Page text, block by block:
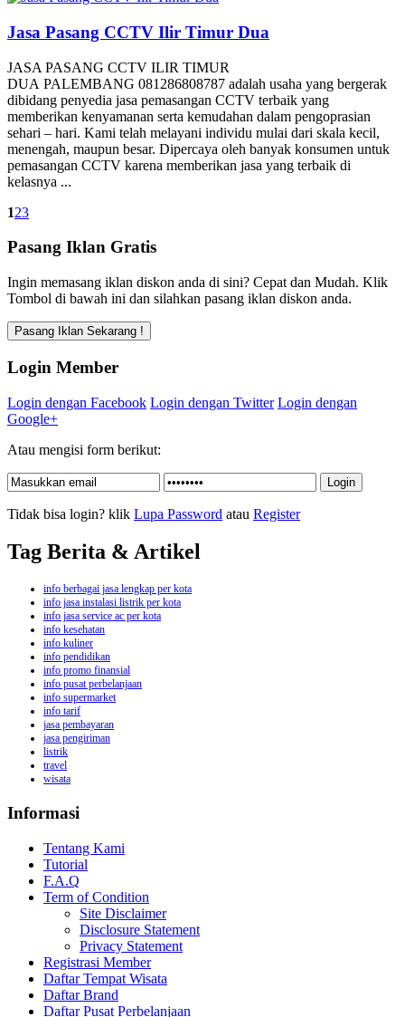
Jasa Pasang CCTV Ilir Timur Dua
JASA PASANG CCTV ILIR TIMUR
DUA PALEMBANG 081286808787 adalah usaha yang bergerak
dibidang penyedia jasa pemasangan CCTV terbaik yang
memberikan kenyamanan serta kemudahan dalam pengoprasian
sehari – hari. Kami telah melayani individu mulai dari skala kecil,
menengah, maupun besar. Dipercaya oleh banyak konsumen untuk
pemasangan CCTV karena memberikan jasa yang terbaik di
kelasnya ...
123
Pasang Iklan Gratis
Ingin memasang iklan diskon anda di sini? Cepat dan Mudah. Klik
Tombol di bawah ini dan silahkan pasang iklan diskon anda.
Login Member
Login dengan Facebook Login dengan Twitter Login dengan
Google+
Atau mengisi form berikut:
Tidak bisa login? klik Lupa Password atau Register
Tag Berita & Artikel
info berbagai jasa lengkap per kota
info jasa instalasi listrik per kota
info jasa service ac per kota
info kesehatan
info kuliner
info pendidikan
info promo finansial
info pusat perbelanjaan
info supermarket
info tarif
jasa pembayaran
jasa pengiriman
listrik
travel
wisata
Informasi
Tentang Kami
Tutorial
F.A.Q
Term of Condition
Site Disclaimer
Disclosure Statement
Privacy Statement
Registrasi Member
Daftar Tempat Wisata
Daftar Brand
Daftar Pusat Perbelanjaan